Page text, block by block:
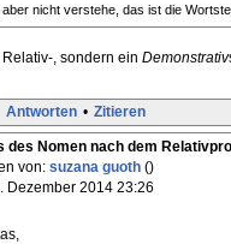
nicht verstehe, das ist die
Relativ-, sondern ein Demonstrativ
Antworten • Zitieren
des Nomen nach dem
von: suzana guoth ()
Dezember 2014 23:26